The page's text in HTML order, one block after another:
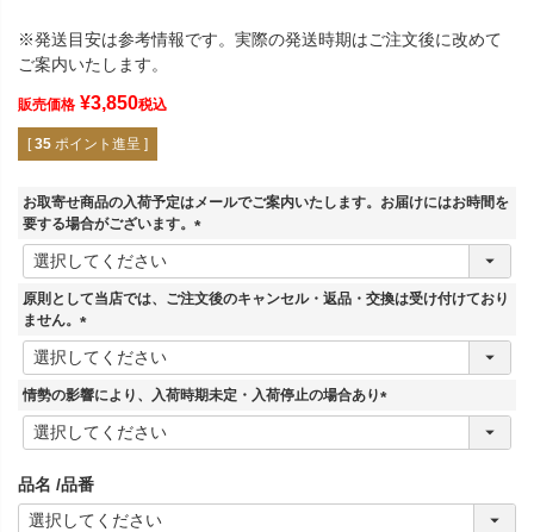
※発送目安は参考情報です。実際の発送時期はご注文後に改めて
ご案内いたします。
販売価格 ¥3,850税込
[ 35 ポイント進呈 ]
お取寄せ商品の入荷予定はメールでご案内いたします。お届けにはお時間を
要する場合がございます。
(
須
原則として当店では、ご注文後のキャンセル・返品・交換は受け付けており
ません。
(
必
須
情勢の影響により、入荷時期未定・入荷停止の場合あり
(
品名 品番